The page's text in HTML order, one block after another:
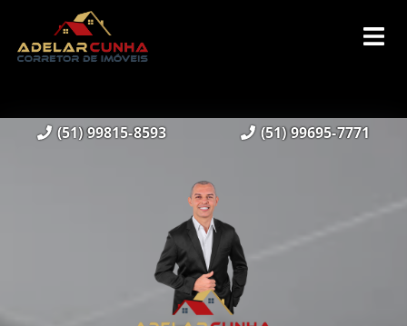
(51) 99815-8593 (51) 99695-7771